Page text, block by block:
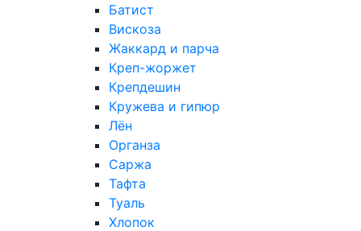
Батист
Вискоза
Жаккард и парча
Креп-жоржет
Крепдешин
Кружева и гипюр
Лён
Органза
Саржа
Тафта
Туаль
Хлопок